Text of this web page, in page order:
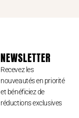
NEWSLETTER
Recevez les
nouveautés en priorité
et bénéficiez de
réductions exclusives